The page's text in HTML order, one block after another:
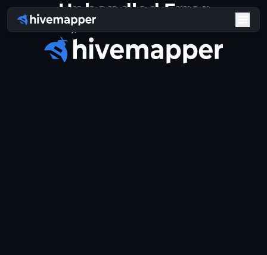
Unhandled Error
Sorry, an unhandled error has occured.